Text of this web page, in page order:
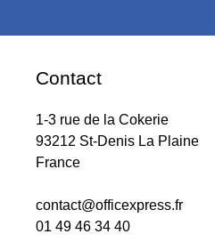
Contact
1-3 rue de la Cokerie
93212 St-Denis La Plaine
France
contact@officexpress.fr
01 49 46 34 40